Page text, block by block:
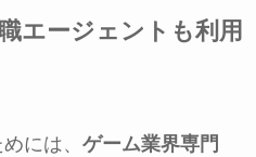
エージェントも利用
には、 ゲーム業界専門